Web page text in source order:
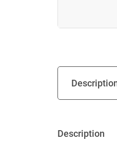
Description